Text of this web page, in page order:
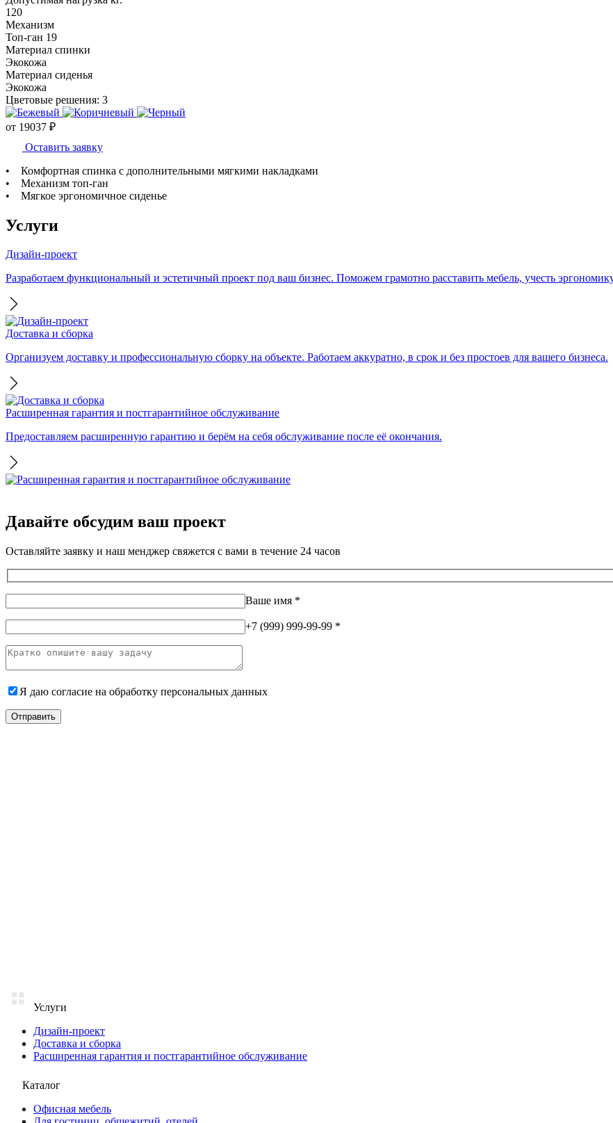
120
Механизм
Топ-ган 19
Материал спинки
Экокожа
Материал сиденья
Экокожа
Цветовые решения: 3
от 19037 ₽
Оставить заявку
• Комфортная спинка с дополнительными мягкими накладками
• Механизм топ-ган
• Мягкое эргономичное сиденье
Услуги
Дизайн-проект
Разработаем функциональный и эстетичный проект под ваш бизнес. Поможем грамотно расставить мебель, учесть
Доставка и сборка
Организуем доставку и профессиональную сборку на объекте. Работаем аккуратно, в срок и без простоев для вашего бизнеса.
Расширенная гарантия и постгарантийное обслуживание
Предоставляем расширенную гарантию и берём на себя обслуживание после её окончания.
Давайте обсудим ваш проект
Оставляйте заявку и наш менджер свяжется с вами в течение 24 часов
Ваше имя *
+7 (999) 999-99-99 *
Я даю согласие на обработку персональных данных
Услуги
Дизайн-проект
Доставка и сборка
Расширенная гарантия и постгарантийное обслуживание
Каталог
Офисная мебель